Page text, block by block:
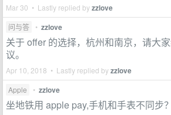
Mar 30 • Lastly replied byzzlove
问与答 • zzlove
关于 offer 的选择，杭州和南京，请大
议。
Apr 10, 2018 • Lastly replied byzzlove
Apple • zzlove
坐地铁用 apple pay,手机和手表不同步？